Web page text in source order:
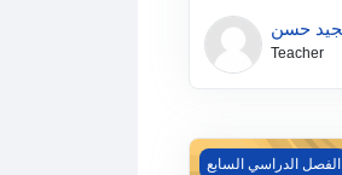
Teacher
بحوث العمليات
الفصل الدراسي السابع